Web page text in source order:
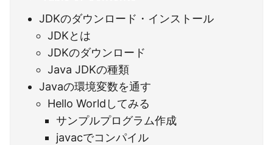
JDKのダウンロード・インストール
JDKとは
JDKのダウンロード
Java JDKの種類
Javaの環境変数を通す
Hello Worldしてみる
サンプルプログラム作成
javacでコンパイル